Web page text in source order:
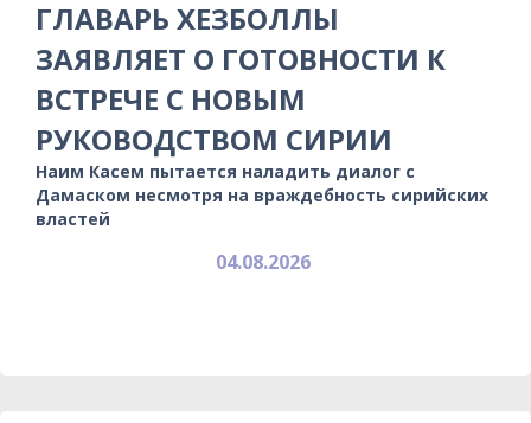
ГЛАВАРЬ ХЕЗБОЛЛЫ
ЗАЯВЛЯЕТ О ГОТОВНОСТИ К
ВСТРЕЧЕ С НОВЫМ
РУКОВОДСТВОМ СИРИИ
Наим Касем пытается наладить диалог с
Дамаском несмотря на враждебность сирийских
властей
04.08.2026